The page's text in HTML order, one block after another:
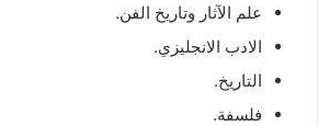
علم الآثار وتاريخ الفن.
الادب الانجليزي.
التاريخ.
فلسفة.